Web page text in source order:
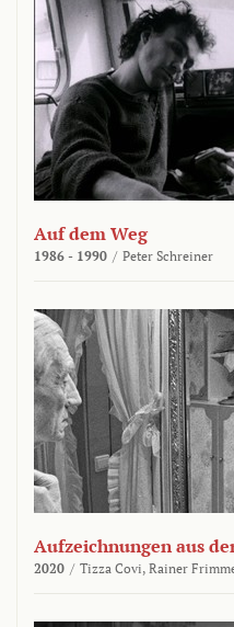
Auf dem Weg
1986 - 1990 / Peter Schreiner
Aufzeichnungen aus
2020 / Tizza Covi, Rainer